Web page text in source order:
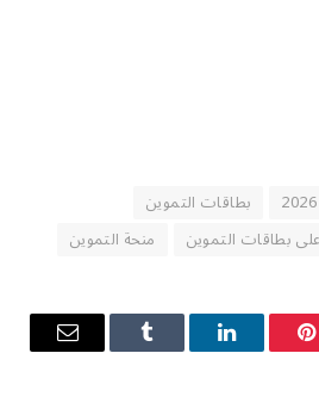
بطاقات التموين
بطاقات التموين
منحة التموين
بينتيريستلينكدإن Tumblr
البريد